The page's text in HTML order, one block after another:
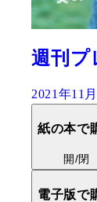
週刊プ
2021年11
紙の本で
開/閉
電子版で